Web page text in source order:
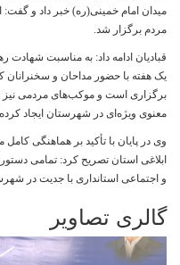
میدان امام خمینی(ره) خبر داد و
مردم برگزار شد.
قبادیان ادامه داد: به مناسبت شهادت
یک هفته با حضور مداحان و
برگزاری است و موکب‌های مردمی نیز
معنوی ویژه‌ای در شهرستان ایجاد
وی در پایان با تأکید بر هماهنگی
ابلاغی استان تصریح کرد: تمامی
و اجتماعی استانداری با جدیت در
گالری تصاویر